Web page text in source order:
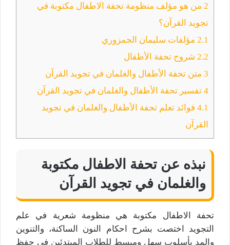
2 من هو مؤلف منظومة تحفة الاطفال مكتوبة في
تجويد القرآن؟
2.1 مؤلفات سليمان الجمزوري
2.2 شروح تحفة الأطفال
3 متن تحفة الأطفال والغلمان في تجويد القرآن
4 تفسير تحفة الأطفال والغلمان في تجويد القرآن
4.1 فوائد تعلم تحفة الأطفال والغلمان في تجويد
القرآن
نبذه عن تحفة الاطفال مكتوبة
والغلمان في تجويد القرآن
تحفة الاطفال مكتوبة هي منظومة شعرية في علم
التجويد اختصت بشرح احكام النون الساكنة، والتنوين
والمد بأسلوب سهل ومبسط للطلاب المبتدئين في حفظ